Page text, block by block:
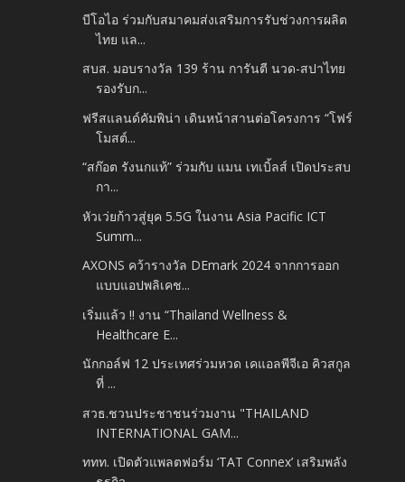
บีโอไอ ร่วมกับสมาคมส่งเสริมการรับช่วงการผลิต
ไทย แล...
สบส. มอบรางวัล 139 ร้าน การันตี นวด-สปาไทย
รองรับก...
ฟรีสแลนด์คัมพิน่า เดินหน้าสานต่อโครงการ “โฟร์
โมสต์...
“สก๊อต รังนกแท้” ร่วมกับ แมน เทเบิ้ลส์ เปิดประสบ
กา...
หัวเว่ยก้าวสู่ยุค 5.5G ในงาน Asia Pacific ICT
Summ...
AXONS คว้ารางวัล DEmark 2024 จากการออก
แบบแอปพลิเคช...
เริ่มแล้ว !! งาน “Thailand Wellness &
Healthcare E...
นักกอล์ฟ 12 ประเทศร่วมหวด เคแอลพีจีเอ คิวสกูล
ที่ ...
สวธ.ชวนประชาชนร่วมงาน "THAILAND
INTERNATIONAL GAM...
ททท. เปิดตัวแพลตฟอร์ม ‘TAT Connex’ เสริมพลัง